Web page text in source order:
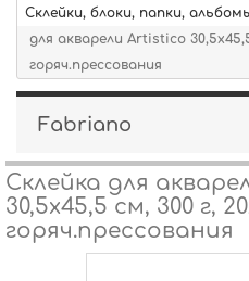
Склейки, блоки, папки,
для акварели Artistico
горяч.прессования
Fabriano
Склейка для
30,5х45,5 см, 300 г,
горяч.прессования